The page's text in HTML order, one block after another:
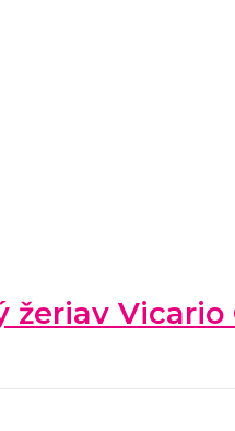
Vicario